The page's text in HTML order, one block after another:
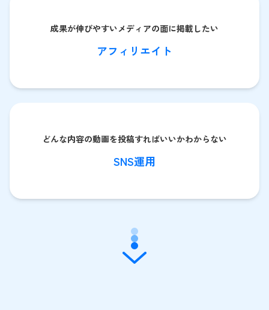
成果が伸びやすいメディアの面に掲載したい
アフィリエイト
どんな内容の動画を投稿すればいいかわからない
SNS運用